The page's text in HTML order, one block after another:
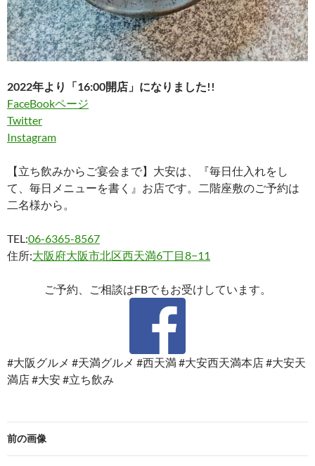
2022年より「16:00開店」になりました!!
FaceBookページ
Twitter
Instagram
【立ち飲みからご宴会まで】大安は、『毎日仕入れをし
て、毎日メニューを書く』お店です。二階座敷のご予約は
二名様から。
TEL:06-6365-8567
住所:大阪府大阪市北区西天満6丁目8−11
ご予約、ご相談はFBでもお受けしています。
#大阪グルメ #天満グルメ #西天満 #大安西天満本店 #大安天
満店 #大安 #立ち飲み
前の画像